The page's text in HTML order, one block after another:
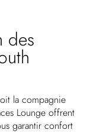
des
la compagnie
Lounge offrent
garantir confort